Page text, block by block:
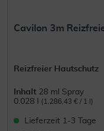
Cavilon 3m
Reizfreier Hautschutz
Inhalt 28 ml Spray
0.028 l
(1.286,43 € / 1 l)
Lieferzeit 1-3 Tage